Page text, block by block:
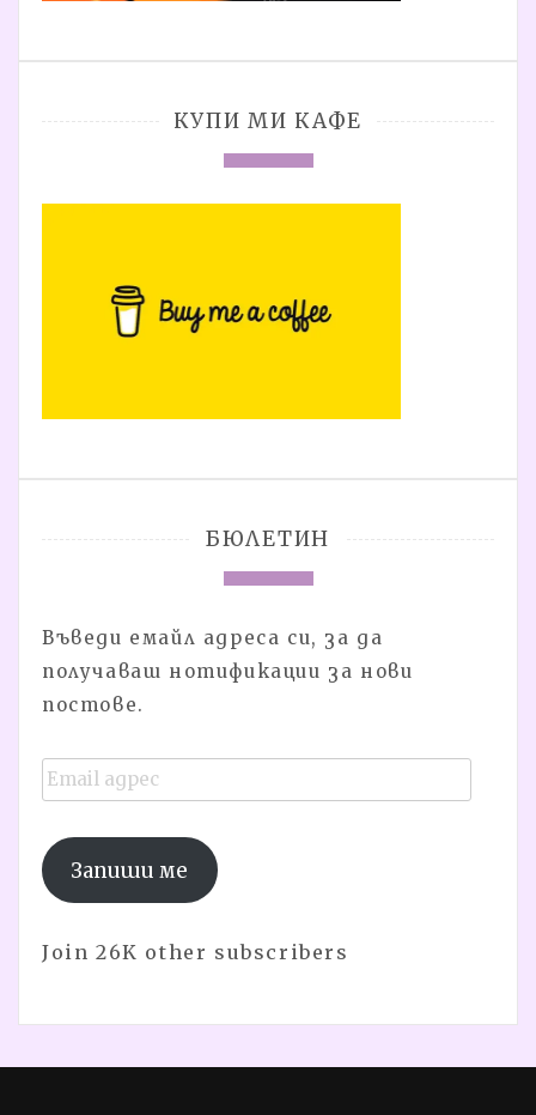
КУПИ МИ КАФЕ
БЮЛЕТИН
Въведи емайл адреса си, за да
получаваш нотификации за нови
постове.
Email
адрес
Запиши ме
Join 26K other subscribers